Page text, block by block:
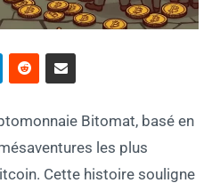
Bitomat, basé en
les plus
Cette histoire souligne